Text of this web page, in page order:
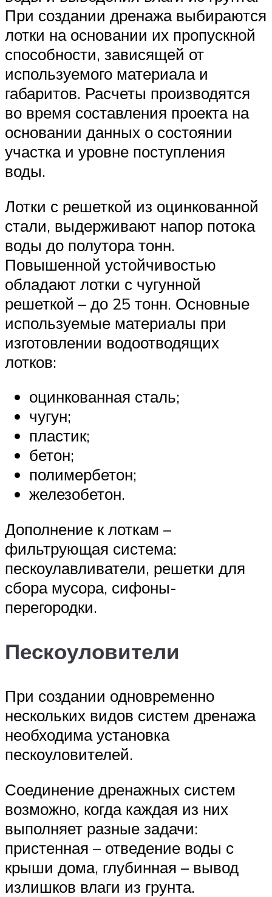
При создании дренажа выбираются
лотки на основании их пропускной
способности, зависящей от
используемого материала и
габаритов. Расчеты производятся
во время составления проекта на
основании данных о состоянии
участка и уровне поступления
воды.
Лотки с решеткой из оцинкованной
стали, выдерживают напор потока
воды до полутора тонн.
Повышенной устойчивостью
обладают лотки с чугунной
решеткой – до 25 тонн. Основные
используемые материалы при
изготовлении водоотводящих
лотков:
оцинкованная сталь;
чугун;
пластик;
бетон;
полимербетон;
железобетон.
Дополнение к лоткам –
фильтрующая система:
пескоулавливатели, решетки для
сбора мусора, сифоны-
перегородки.
Пескоуловители
При создании одновременно
нескольких видов систем дренажа
необходима установка
пескоуловителей.
Соединение дренажных систем
возможно, когда каждая из них
выполняет разные задачи:
пристенная – отведение воды с
крыши дома, глубинная – вывод
излишков влаги из грунта.